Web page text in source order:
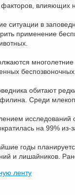
влияющих
ситуации в
применение
обитают
филина. Среди
исследований
на 99% из-
годы
и лишайников.
ленту